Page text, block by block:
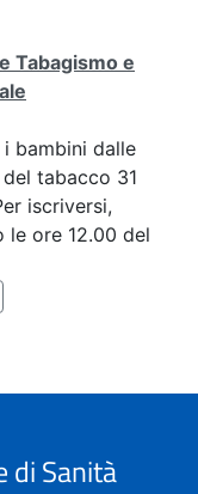
Tabagismo e
bambini dalle
tabacco 31
iscriversi,
le ore 12.00 del
di Sanità